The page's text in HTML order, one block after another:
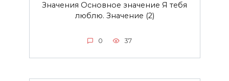
Значения Основное значение Я тебя
люблю. Значение (2)
0 37